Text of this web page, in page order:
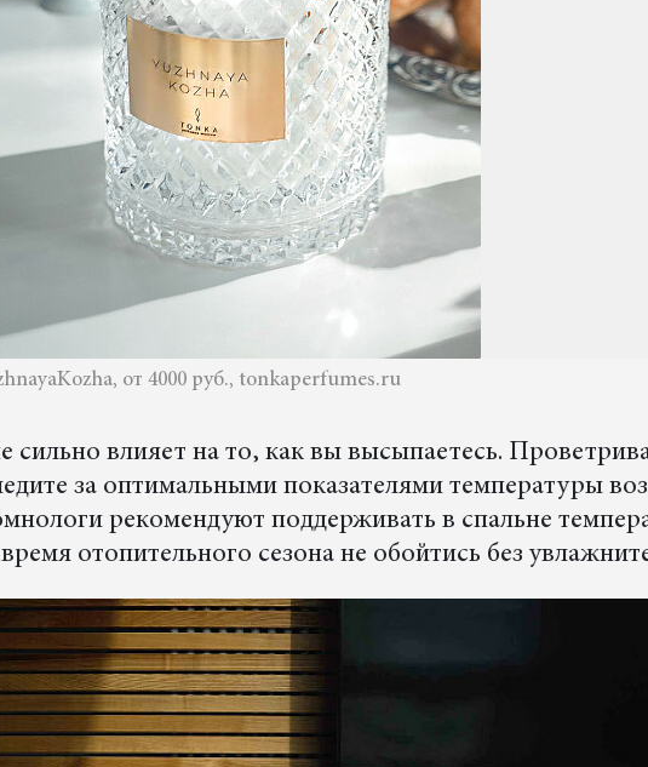
от 4000 руб., tonkaperfumes.ru
сильно влияет на то, как вы высыпаетесь.
за оптимальными показателями температуры
рекомендуют поддерживать в спальне
отопительного сезона не обойтись без